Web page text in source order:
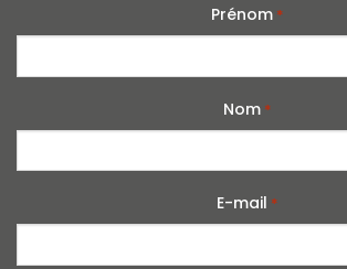
Prénom *
Nom *
E-mail *